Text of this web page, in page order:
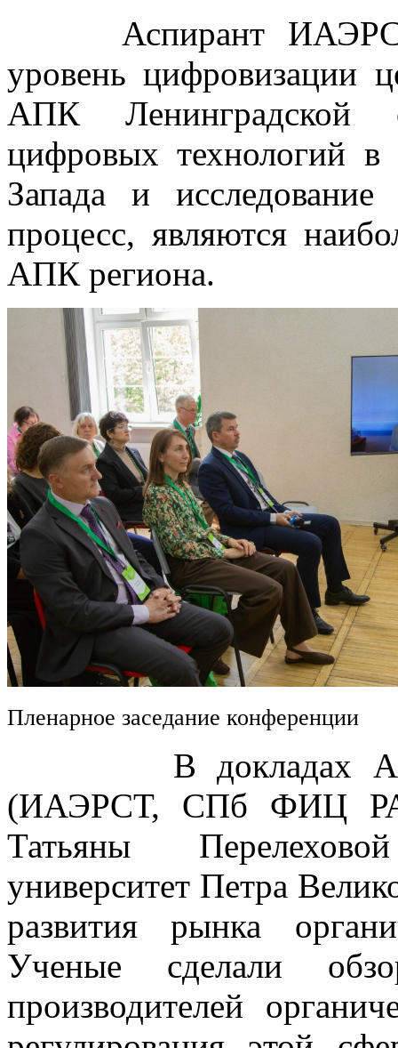
Аспирант ИАЭРСТ
уровень цифровизации
АПК Ленинградской
цифровых технологий
Запада и
процесс, являются
АПК региона.
Пленарное заседание конференции
В докладах
(ИАЭРСТ, СПб ФИЦ
Татьяны
университет Петра
развития рынка
Ученые сделали
производителей